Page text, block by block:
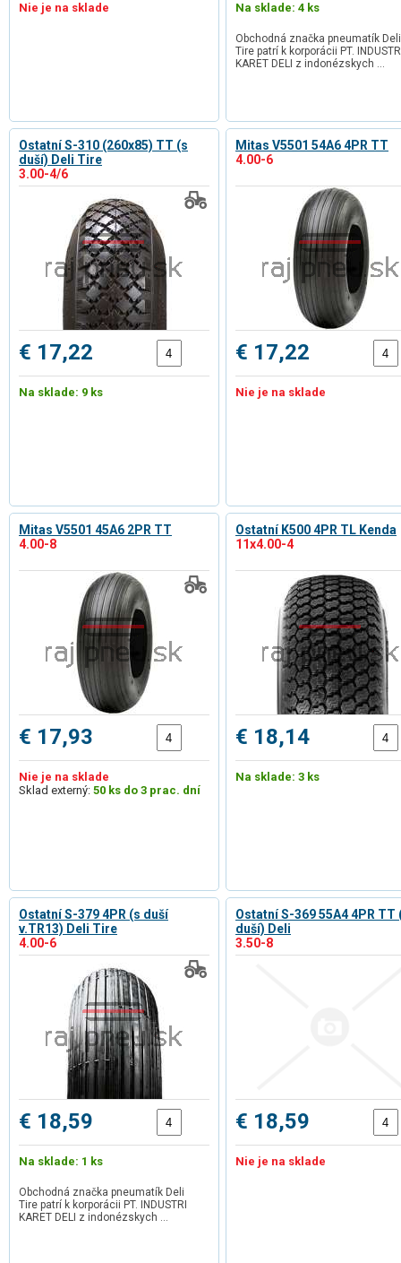
Nie je na sklade Na sklade: 4 ks
Obchodná značka pneumatík Deli
Tire patrí k korporácii PT.
KARET DELI z indonézskych …
Ostatní S-310 (260x85) TT (s
duší) Deli Tire
3.00-4/6
€ 17,22
Na sklade: 9 ks
Mitas V5501 54A6 4PR TT
4.00-6
€ 17,22
Nie je na sklade
Mitas V5501 45A6 2PR TT
4.00-8
€ 17,93
Nie je na sklade
Sklad externý: 50 ks do 3 prac. dní
Ostatní K500 4PR TL Kenda
11x4.00-4
€ 18,14
Na sklade: 3 ks
Ostatní S-379 4PR (s duší
v.TR13) Deli Tire
4.00-6
€ 18,59
Na sklade: 1 ks
Obchodná značka pneumatík Deli
Tire patrí k korporácii PT. INDUSTRI
KARET DELI z indonézskych …
Ostatní S-369 55A4 4PR TT
duší) Deli
3.50-8
€ 18,59
Nie je na sklade